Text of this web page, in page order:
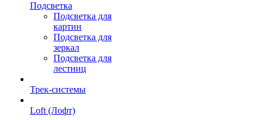
Подсветка
Подсветка для
картин
Подсветка для
зеркал
Подсветка для
лестниц
Трек-системы
Loft (Лофт)